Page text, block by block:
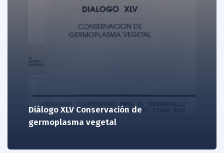
Diálogo XLV Conservación de
germoplasma vegetal